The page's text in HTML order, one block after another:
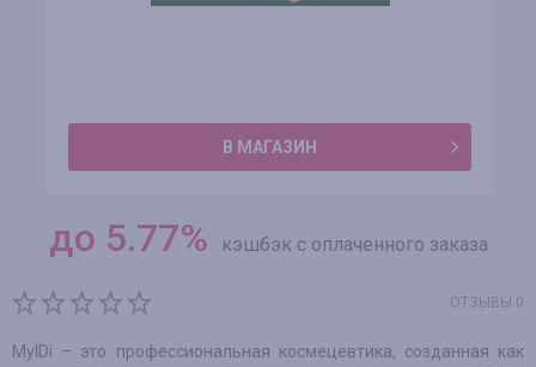
В МАГАЗИН
до 5.77% кэшбэк с оплаченного заказа
ОТЗЫВЫ 0
MyIDi – это профессиональная космецевтика, созданная как